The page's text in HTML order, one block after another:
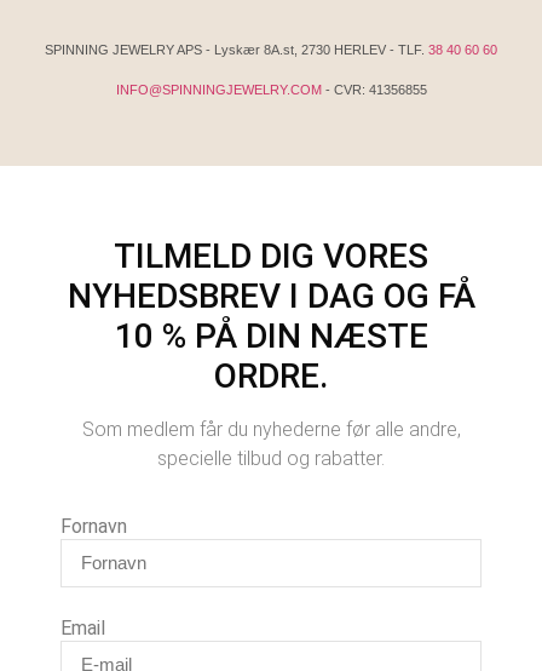
SPINNING JEWELRY APS - Lyskær 8A.st, 2730 HERLEV - TLF. 38 40 60 60
INFO@SPINNINGJEWELRY.COM- CVR: 41356855
TILMELD DIG VORES
NYHEDSBREV I DAG OG FÅ
10 % PÅ DIN NÆSTE
ORDRE.
Som medlem får du nyhederne før alle andre,
specielle tilbud og rabatter.
Fornavn
Email